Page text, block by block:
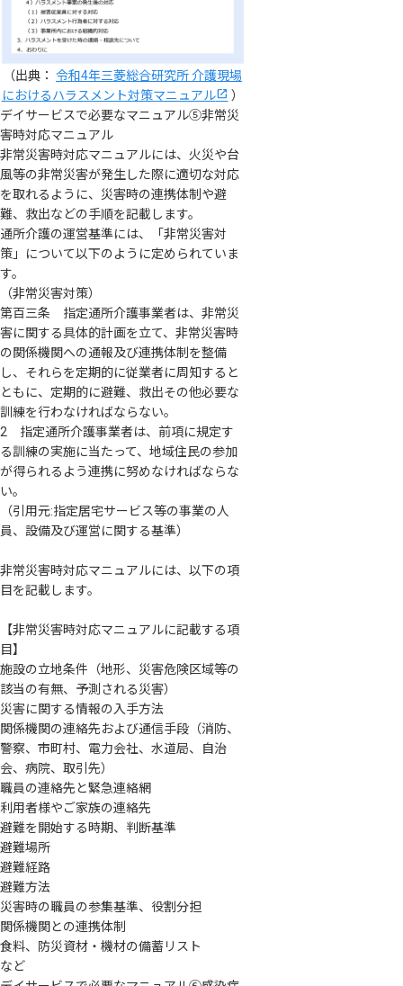
（出典： 令和4年三菱総合研究所 介護現場
におけるハラスメント対策マニュアル
）
デイサービスで必要なマニュアル⑤非常災
害時対応マニュアル
非常災害時対応マニュアルには、火災や台
風等の非常災害が発生した際に適切な対応
を取れるように、災害時の連携体制や避
難、救出などの手順を記載します。
通所介護の運営基準には、「非常災害対
策」について以下のように定められていま
す。
（非常災害対策）
第百三条 指定通所介護事業者は、非常災
害に関する具体的計画を立て、非常災害時
の関係機関への通報及び連携体制を整備
し、それらを定期的に従業者に周知すると
ともに、定期的に避難、救出その他必要な
訓練を行わなければならない。
2 指定通所介護事業者は、前項に規定す
る訓練の実施に当たって、地域住民の参加
が得られるよう連携に努めなければならな
い。
（引用元:指定居宅サービス等の事業の人
員、設備及び運営に関する基準）
非常災害時対応マニュアルには、以下の項
目を記載します。
【非常災害時対応マニュアルに記載する項
目】
施設の立地条件（地形、災害危険区域等の
該当の有無、予測される災害）
災害に関する情報の入手方法
関係機関の連絡先および通信手段（消防、
警察、市町村、電力会社、水道局、自治
会、病院、取引先）
職員の連絡先と緊急連絡網
利用者様やご家族の連絡先
避難を開始する時期、判断基準
避難場所
避難経路
避難方法
災害時の職員の参集基準、役割分担
関係機関との連携体制
食料、防災資材・機材の備蓄リスト
など